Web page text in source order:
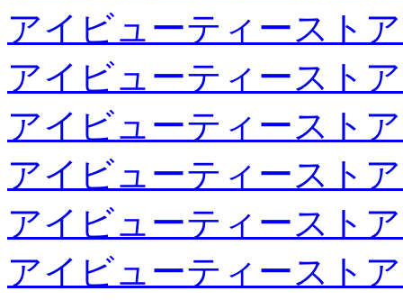
アイビューティースト
アイビューティースト
アイビューティースト
アイビューティースト
アイビューティースト
アイビューティースト